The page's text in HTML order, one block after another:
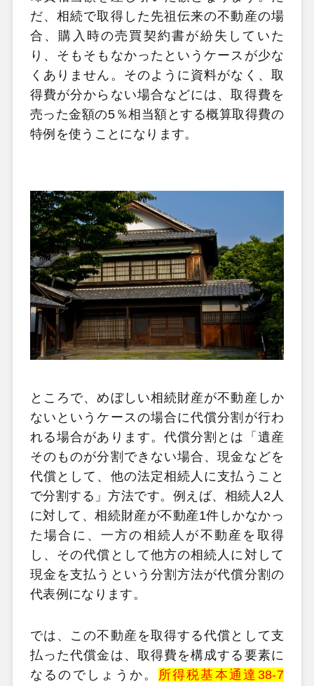
だ、相続で取得した先祖伝来の不動産の場
合、購入時の売買契約書が紛失していた
り、そもそもなかったというケースが少な
くありません。そのように資料がなく、取
得費が分からない場合などには、取得費を
売った金額の5％相当額とする概算取得費の
特例を使うことになります。
ところで、めぼしい相続財産が不動産しか
ないというケースの場合に代償分割が行わ
れる場合があります。代償分割とは「遺産
そのものが分割できない場合、現金などを
代償として、他の法定相続人に支払うこと
で分割する」方法です。例えば、相続人2人
に対して、相続財産が不動産1件しかなかっ
た場合に、一方の相続人が不動産を取得
し、その代償として他方の相続人に対して
現金を支払うという分割方法が代償分割の
代表例になります。
では、この不動産を取得する代償として支
払った代償金は、取得費を構成する要素に
なるのでしょうか。 所得税基本通達38-7